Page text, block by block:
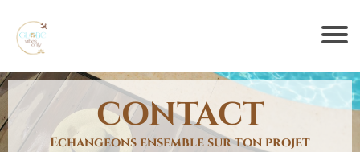
CONTACT
Echangeons ensemble sur ton projet